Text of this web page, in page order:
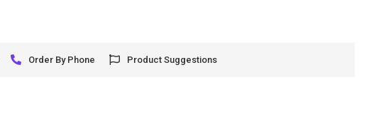
Order By Phone Product Suggestions